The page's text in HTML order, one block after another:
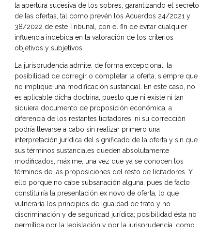
la apertura sucesiva de los sobres, garantizando el secreto
de las ofertas, tal como prevén los Acuerdos 24/2021 y
38/2022 de este Tribunal, con el fin de evitar cualquier
influencia indebida en la valoración de los criterios
objetivos y subjetivos.
La jurisprudencia admite, de forma excepcional, la
posibilidad de corregir o completar la oferta, siempre que
no implique una modificación sustancial. En este caso, no
es aplicable dicha doctrina, puesto que ni existe ni tan
siquiera documento de proposición económica, a
diferencia de los restantes licitadores, ni su corrección
podría llevarse a cabo sin realizar primero una
interpretación jurídica del significado de la oferta y sin que
sus términos sustanciales queden absolutamente
modificados, máxime, una vez que ya se conocen los
términos de las proposiciones del resto de licitadores. Y
ello porque no cabe subsanación alguna, pues de facto
constituiría la presentación ex novo de oferta, lo que
vulneraría los principios de igualdad de trato y no
discriminación y de seguridad jurídica; posibilidad ésta no
permitida por la legislación y por la jurisprudencia, como